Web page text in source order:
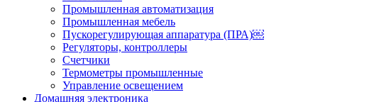
Промышленная автоматизация
Промышленная мебель
Пускорегулирующая аппаратура (ПРА)￼
Регуляторы, контроллеры
Счетчики
Термометры промышленные
Управление освещением
Домашняя электроника